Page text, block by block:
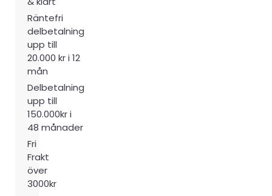
Räntefri
delbetalning
upp till
20.000 kr i 12
mån
Delbetalning
upp till
150.000kr i
48 månader
Fri
Frakt
över
3000kr